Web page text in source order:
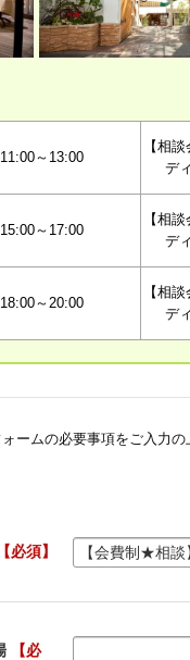
11:00～13:00
【相
デ
15:00～17:00
【相
デ
18:00～20:00
【相
デ